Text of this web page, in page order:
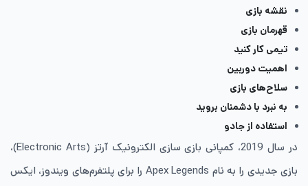
نقشه بازی
قهرمان بازی
تیمی کار کنید
اهمیت دوربین
سلاح‌های بازی
به نبرد با دشمنان بروید
استفاده از جادو
در سال 2019، کمپانی بازی سازی الکترونیک آرتز (Electronic Arts)،
بازی جدیدی را به نام Apex Legends را برای پلتفرم‌های ویندوز، ایکس